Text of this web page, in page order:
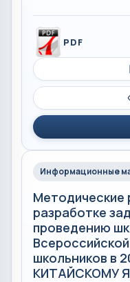
PDF
Информационные
Методические
разработке
проведению
школьников в
КИТАЙСКОМУ